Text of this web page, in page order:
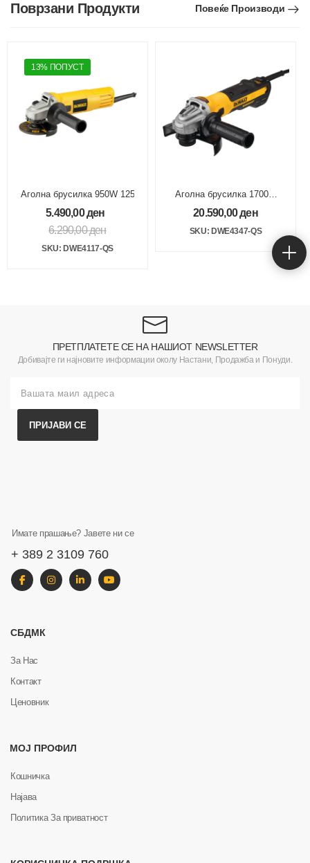
Поврзани Продукти Повеќе Производи
13% ПОПУСТ
Аголна брусилка 950W 125mm 12000rpm
5.490,00ден
6.290,00ден
SKU: DWE4117-QS
Аголна брусилка 1700W
125mm BRUSHLESS
20.590,00ден
SKU: DWE4347-QS
ПРЕТПЛАТЕТЕ СЕ НА НАШИОТ NEWSLETTER
Добивајте ги најновите информации околу Настани, Продажба и Понуди.
ПРИЈАВИ СЕ
Имате прашање? Јавете ни се
+ 389 2 3109 760
СБДМК
За Нас
Контакт
Ценовник
МОЈ ПРОФИЛ
Кошничка
Најава
Политика За приватност